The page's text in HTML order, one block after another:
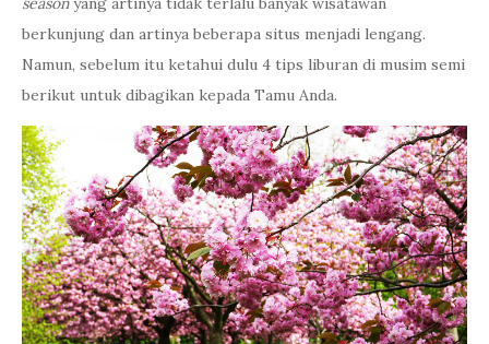
berkunjung dan artinya beberapa situs menjadi lengang.
Namun, sebelum itu ketahui dulu 4 tips liburan di musim semi
berikut untuk dibagikan kepada Tamu Anda.